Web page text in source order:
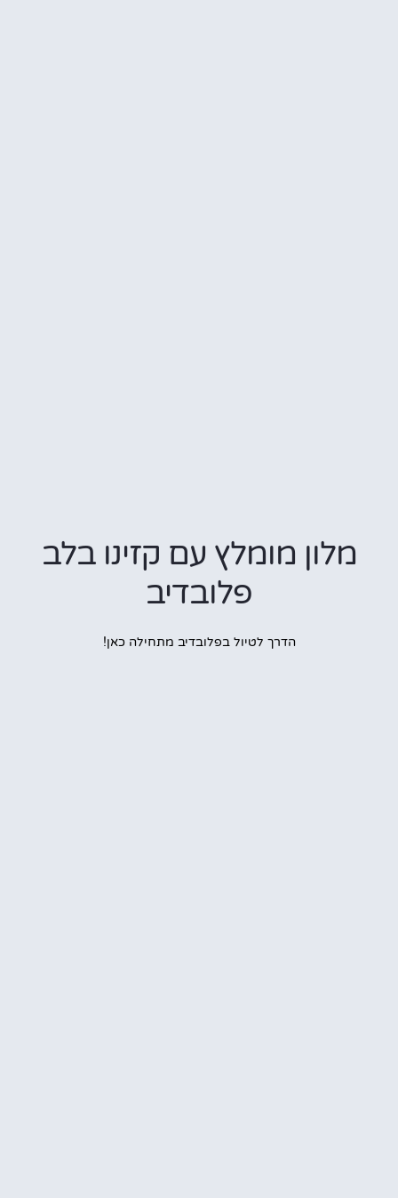
מלון מומלץ עם קזינו בלב
פלובדיב
הדרך לטיול בפלובדיב מתחילה כאן!